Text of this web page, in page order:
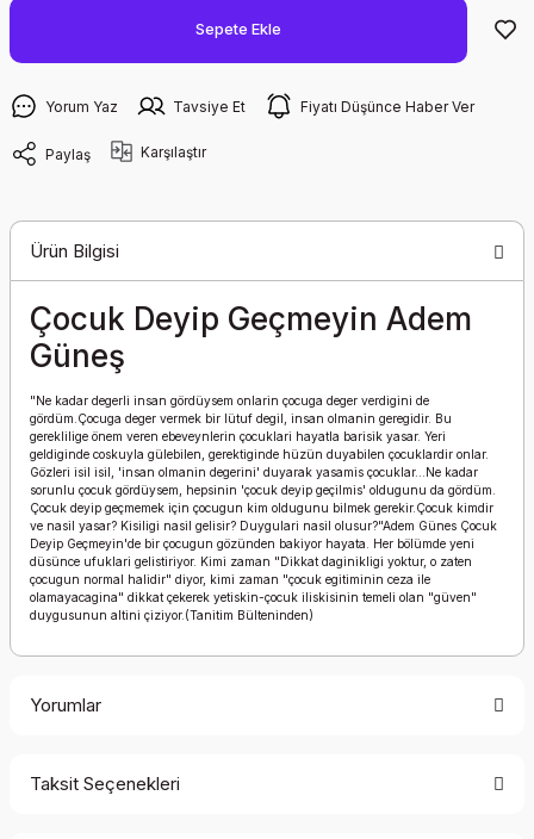
Sepete Ekle
Yorum Yaz Tavsiye Et Fiyatı Düşünce Haber Ver
Paylaş Karşılaştır
Ürün Bilgisi
Çocuk Deyip Geçmeyin Adem
Güneş
"Ne kadar degerli insan gördüysem onlarin çocuga deger verdigini de
gördüm.Çocuga deger vermek bir lütuf degil, insan olmanin geregidir. Bu
gereklilige önem veren ebeveynlerin çocuklari hayatla barisik yasar. Yeri
geldiginde coskuyla gülebilen, gerektiginde hüzün duyabilen çocuklardir onlar.
Gözleri isil isil, 'insan olmanin degerini' duyarak yasamis çocuklar…Ne kadar
sorunlu çocuk gördüysem, hepsinin 'çocuk deyip geçilmis' oldugunu da gördüm.
Çocuk deyip geçmemek için çocugun kim oldugunu bilmek gerekir.Çocuk kimdir
ve nasil yasar? Kisiligi nasil gelisir? Duygulari nasil olusur?"Adem Günes Çocuk
Deyip Geçmeyin'de bir çocugun gözünden bakiyor hayata. Her bölümde yeni
düsünce ufuklari gelistiriyor. Kimi zaman "Dikkat daginikligi yoktur, o zaten
çocugun normal halidir" diyor, kimi zaman "çocuk egitiminin ceza ile
olamayacagina" dikkat çekerek yetiskin-çocuk iliskisinin temeli olan "güven"
duygusunun altini çiziyor.(Tanitim Bülteninden)
Yorumlar
Taksit Seçenekleri